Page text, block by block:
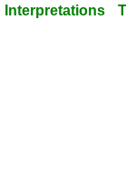
Interpretations